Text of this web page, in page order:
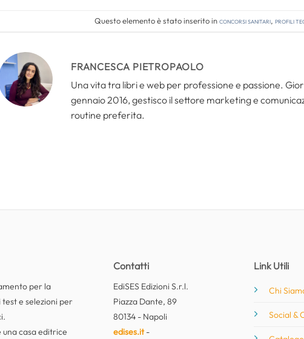
Questo elemento è stato inserito inConcorsi Sanitari, Profili
FRANCESCA PIETROPAOLO
Una vita tra libri e web per professione e passione.
gennaio 2016, gestisco il settore marketing e
routine preferita.
per la
e selezioni per
una casa editrice
Contatti
EdiSES Edizioni S.r.l.
Piazza Dante, 89
80134 - Napoli
edises.it-
Link Utili
Chi
Social &